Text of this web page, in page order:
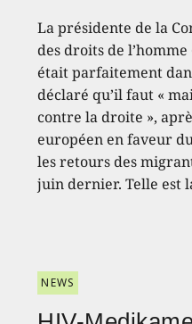
La présidente de la
des droits de
était parfaitement
déclaré qu’il faut «
contre la droite »,
européen en faveur
les retours des
juin dernier. Telle est
NEWS